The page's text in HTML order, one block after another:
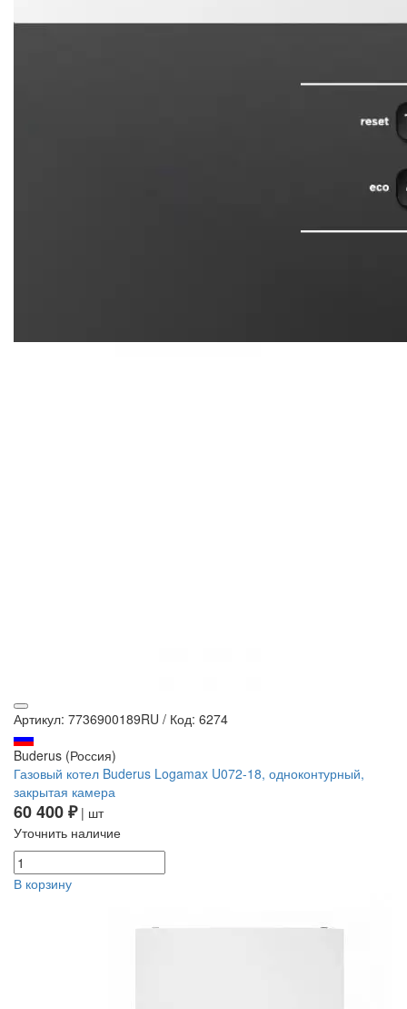
Артикул: 7736900189RU / Код: 6274
Buderus (Россия)
Газовый котел Buderus Logamax U072-18, одноконтурный,
закрытая камера
60 400 ₽| шт
Уточнить наличие
В корзину